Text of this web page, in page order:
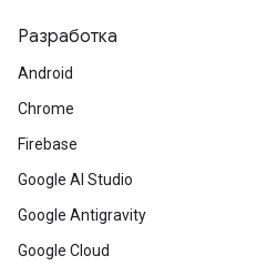
Разработка
Android
Chrome
Firebase
Google AI Studio
Google Antigravity
Google Cloud